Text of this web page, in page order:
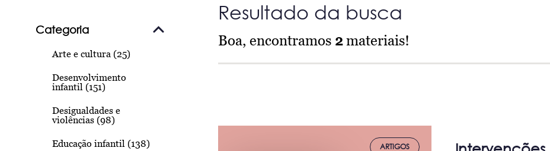
Categoria
Arte e cultura (25)
Desenvolvimento
infantil (151)
Desigualdades e
violências (98)
Educação infantil (138)
Resultado da busca
Boa, encontramos 2materiais!
ARTIGOS